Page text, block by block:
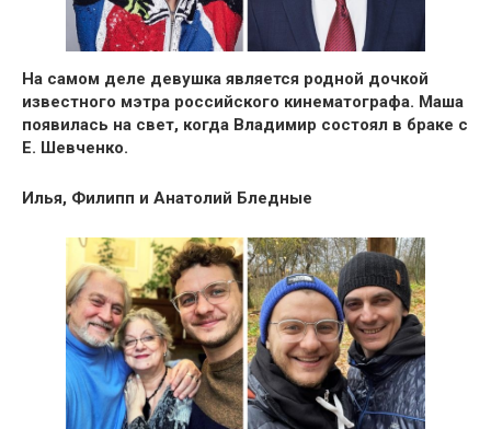
На самом деле девушка является родной дочкой
известного мэтра российского кинематографа. Маша
появилась на свет, когда Владимир состоял в браке с
Е. Шевченко.
Илья, Филипп и Анатолий Бледные